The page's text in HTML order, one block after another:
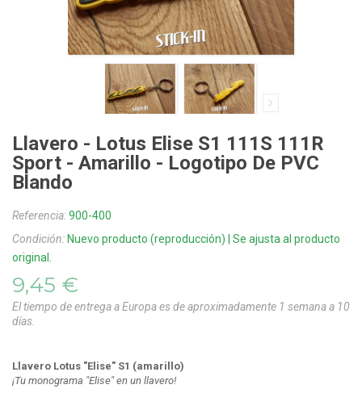
Llavero - Lotus Elise S1 111S 111R
Sport - Amarillo - Logotipo De PVC
Blando
Referencia:900-400
Condición: Nuevo producto (reproducción) | Se ajusta al producto
original.
9,45 €
El tiempo de entrega a Europa es de aproximadamente 1 semana a 10
días.
Llavero Lotus "Elise" S1 (amarillo)
¡Tu monograma "Elise" en un llavero!